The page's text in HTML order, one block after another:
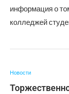
информация о
колледжей
Новости